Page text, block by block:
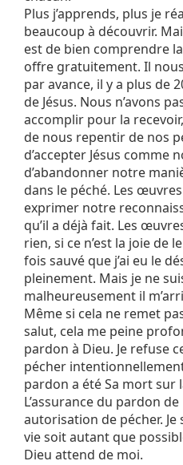
Plus j’apprends, plus je
beaucoup à découvrir.
est de bien comprendre
offre gratuitement. Il
par avance, il y a plus de
de Jésus. Nous n’avons
accomplir pour la
de nous repentir de nos
d’accepter Jésus comme
d’abandonner notre
dans le péché. Les
exprimer notre
qu’il a déjà fait. Les
rien, si ce n’est la joie de
fois sauvé que j’ai eu le
pleinement. Mais je ne
malheureusement il
Même si cela ne remet
salut, cela me peine
pardon à Dieu. Je refuse
pécher
pardon a été Sa mort sur
L’assurance du pardon
autorisation de pécher.
vie soit autant que
Dieu attend de moi.